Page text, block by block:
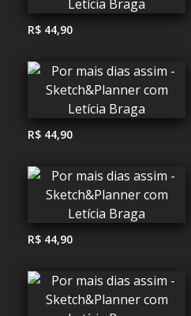
R$ 44,90
R$ 44,90
R$ 44,90